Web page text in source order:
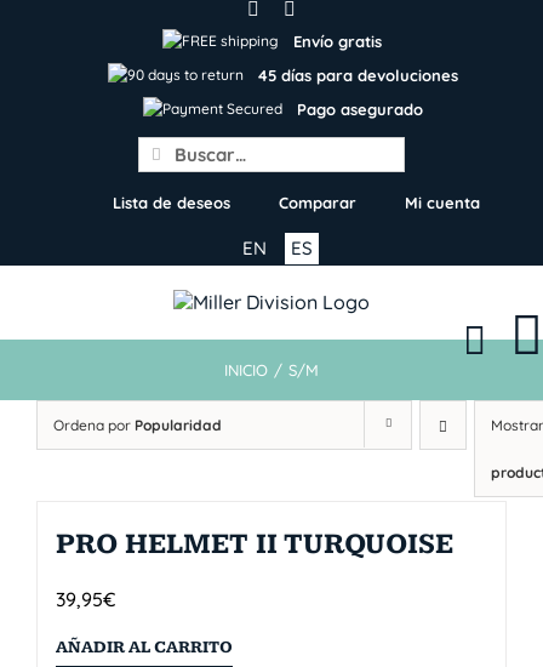
Envío gratis
45 días para devoluciones
Pago asegurado
Search
for:
Lista de deseos Comparar Mi cuenta
ES
EN
INICIO / S/M
Ordena por Popularidad
PRO HELMET II TURQUOISE
39,95€
AÑADIR AL CARRITO